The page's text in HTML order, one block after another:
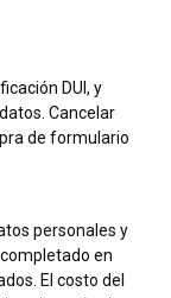
DUI, y
Cancelar
de formulario
personales y
en
El costo del